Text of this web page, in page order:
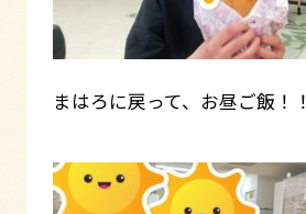
まはろに戻って、お昼ご飯！！